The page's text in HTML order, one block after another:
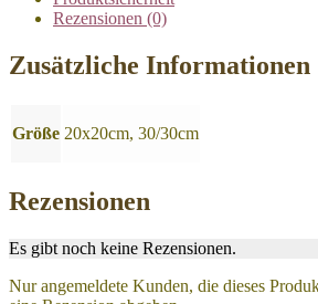
MengeRezensionen (0)
Zusätzliche Informationen
Größe 20x20cm, 30/30cm
Rezensionen
Es gibt noch keine Rezensionen.
Nur angemeldete Kunden, die dieses